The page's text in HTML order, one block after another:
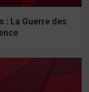
: La Guerre des